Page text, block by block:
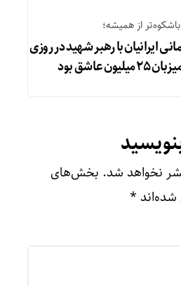
از همیشه؛
ایرانیان با رهبر شهید در روزی
عاشق بود
نخواهد شد. بخش‌های
شده‌اند *